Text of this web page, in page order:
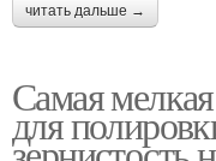
читать дальше →
Самая
для